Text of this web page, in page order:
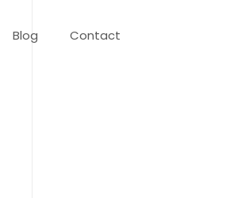
Blog Contact